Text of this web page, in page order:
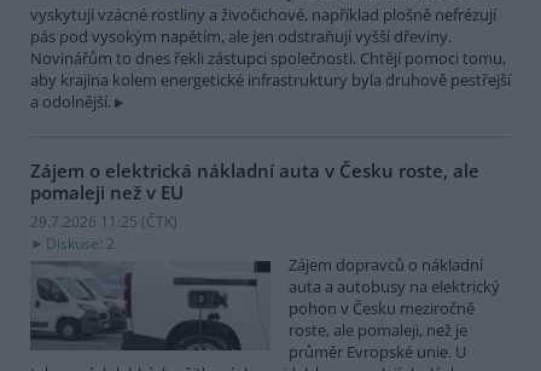
vyskytují vzácné rostliny a živočichové, například plošně nefrézují
pás pod vysokým napětím, ale jen odstraňují vyšší dřeviny.
Novinářům to dnes řekli zástupci společnosti. Chtějí pomoci tomu,
aby krajina kolem energetické infrastruktury byla druhově pestřejší
a odolnější.
Zájem o elektrická nákladní auta v Česku roste, ale
pomaleji než v EU
29.7.2026 11:25 (ČTK)
Diskuse: 2
Zájem dopravců o nákladní
auta a autobusy na elektrický
pohon v Česku meziročně
roste, ale pomaleji, než je
průměr Evropské unie. U